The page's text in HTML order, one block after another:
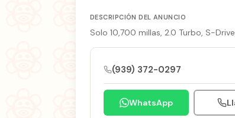
DESCRIPCIÓN DEL ANUNCIO
Solo 10,700 millas, 2.0 Turbo, S-
(939) 372-0297
WhatsApp